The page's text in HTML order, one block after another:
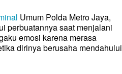
Umum Polda Metro Jaya,
perbuatannya saat menjalani
emosi karena merasa
dirinya berusaha mendahului